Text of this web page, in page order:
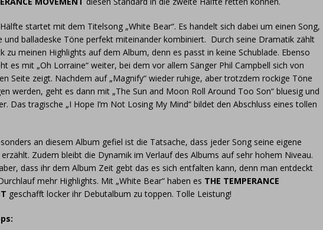
startet mit dem Titelsong „White Bear“. Es handelt sich dabei um einen Song,
und balladeske Töne perfekt miteinander kombiniert. Durch seine Dramatik zählt
zu meinen Highlights auf dem Album, denn es passt in keine Schublade. Ebenso
es mit „Oh Lorraine“ weiter, bei dem vor allem Sänger Phil Campbell sich von
Seite zeigt. Nachdem auf „Magnify“ wieder ruhige, aber trotzdem rockige Töne
werden, geht es dann mit „The Sun and Moon Roll Around Too Son“ bluesig und
Das tragische „I Hope I’m Not Losing My Mind“ bildet den Abschluss eines tollen
an diesem Album gefiel ist die Tatsache, dass jeder Song seine eigene
erzählt. Zudem bleibt die Dynamik im Verlauf des Albums auf sehr hohem Niveau.
dass ihr dem Album Zeit gebt das es sich entfalten kann, denn man entdeckt
mehr Highlights. Mit „White Bear“ haben es THE TEMPERANCE
geschafft locker ihr Debutalbum zu toppen. Tolle Leistung!